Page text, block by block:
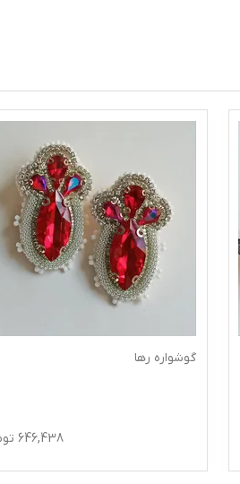
گوشواره رها
646,438